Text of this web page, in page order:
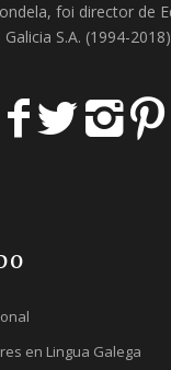
foi director de
Galicia S.A. (1994-
en Lingua Galega